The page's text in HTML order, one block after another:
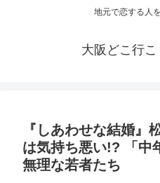
地元で恋する人
大阪どこ行
『しあわせな結婚』
は気持ち悪い!? 「中
無理な若者たち